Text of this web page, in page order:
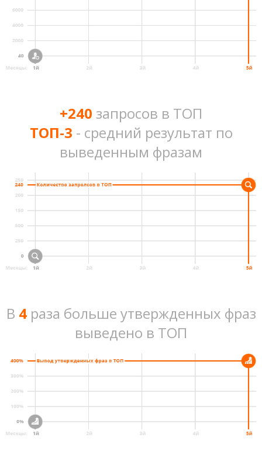
+240 запросов в ТОП
ТОП-3 - средний результат по
выведенным фразам
В 4раза больше утвержденных фраз
выведено в ТОП